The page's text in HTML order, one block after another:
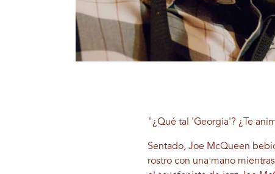
"¿Qué tal 'Georgia'? ¿Te
Sentado, Joe McQueen
rostro con una mano